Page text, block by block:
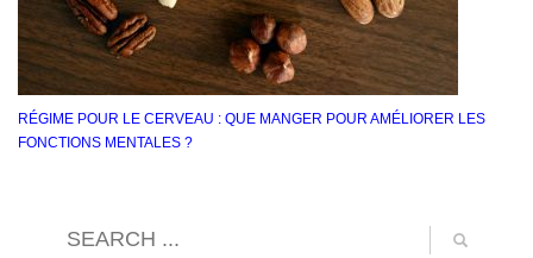
RÉGIME POUR LE CERVEAU : QUE MANGER POUR AMÉLIORER LES
FONCTIONS MENTALES ?